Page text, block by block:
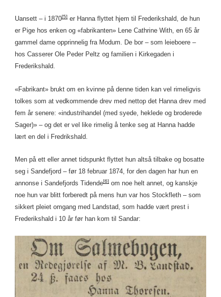
Uansett – i 1870[5] er Hanna flyttet hjem til Frederikshald, de hun
er Pige hos enken og «fabrikanten» Lene Cathrine With, en 65 år
gammel dame opprinnelig fra Modum. De bor – som leieboere –
hos Casserer Ole Peder Peltz og familien i Kirkegaden i
Frederikshald.
«Fabrikant» brukt om en kvinne på denne tiden kan vel rimeligvis
tolkes som at vedkommende drev med nettop det Hanna drev med
fem år senere: «industrihandel (med syede, heklede og broderede
Sager)» – og det er vel like rimelig å tenke seg at Hanna hadde
lært en del i Fredrikshald.
Men på ett eller annet tidspunkt flyttet hun altså tilbake og bosatte
seg i Sandefjord – før 18 februar 1874, for den dagen har hun en
annonse i Sandefjords Tidende[6] om noe helt annet, og kanskje
noe hun var blitt forberedt på mens hun var hos Stockfleth – som
sikkert pleiet omgang med Landstad, som hadde vært prest i
Frederikshald i 10 år før han kom til Sandar: